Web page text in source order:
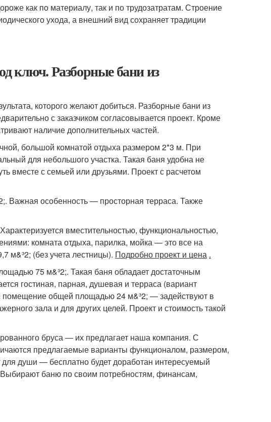
как по материалу, так и по трудозатратам. Строение
ухода, а внешний вид сохраняет традиции
ключ. Разборные бани из
которого желают добиться. Разборные бани из
с заказчиком согласовывается проект. Кроме
наличие дополнительных частей.
большой комнатой отдыха размером 2*3 м. При
для небольшого участка. Такая баня удобна не
вместе с семьей или друзьями. Проект с расчетом
Важная особенность — просторная терраса. Также
вместительностью, функциональностью,
комната отдыха, парилка, мойка — это все на
м&³2; (без учета лестницы). Подробно проект и цена .
75 м&³2;. Такая баня обладает достаточным
гостиная, парная, душевая и терраса (вариант
помещение общей площадью 24 м&³2; — задействуют в
зала и для других целей. Проект и стоимость такой
бруса — их предлагает наша компания. С
предлагаемые варианты функционалом, размером,
души — бесплатно будет доработан интересуемый
баню по своим потребностям, финансам,